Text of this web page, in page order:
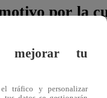
por la
Las cámaras no
el evento. Varios
mejorar tu
tráfico y personalizar